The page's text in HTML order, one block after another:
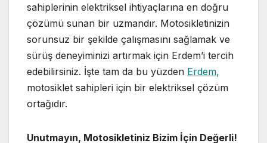
sahiplerinin elektriksel ihtiyaçlarına en doğru
çözümü sunan bir uzmandır. Motosikletinizin
sorunsuz bir şekilde çalışmasını sağlamak ve
sürüş deneyiminizi artırmak için Erdem’i tercih
edebilirsiniz. İşte tam da bu yüzden Erdem,
motosiklet sahipleri için bir elektriksel çözüm
ortağıdır.
Unutmayın, Motosikletiniz Bizim İçin Değerli!